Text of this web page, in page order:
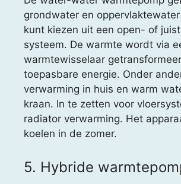
grondwater en
kunt kiezen uit een open- of
systeem. De warmte wordt via
warmtewisselaar
toepasbare energie. Onder
verwarming in huis en warm
kraan. In te zetten voor
radiator verwarming. Het
koelen in de zomer.
5. Hybride